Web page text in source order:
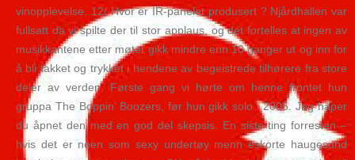
vinopplevelse. 12/ Hvor er IR-panelet produsert ? Njårdhallen var
fullsatt da vi spilte der til stor applaus, og det fortelles at ingen av
musikkantene etter møtet gikk mindre enn 10 ganger ut og inn for
å bli takket og trykket i hendene av begeistrede tilhørere fra store
deler av verden. Første gang vi hørte om henne frontet hun
gruppa The Boppin’ Boozers, før hun gikk solo i 2005. Jeg håper
du åpnet den med en god del skepsis. En siste ting forresten –
hvis det er noen som sexy undertøy menn eskorte haugesund